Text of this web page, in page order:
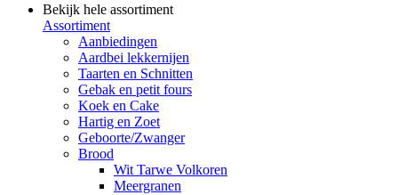
Bekijk hele assortiment
Assortiment
Aanbiedingen
Aardbei lekkernijen
Taarten en Schnitten
Gebak en petit fours
Koek en Cake
Hartig en Zoet
Geboorte/Zwanger
Brood
Wit Tarwe Volkoren
Meergranen